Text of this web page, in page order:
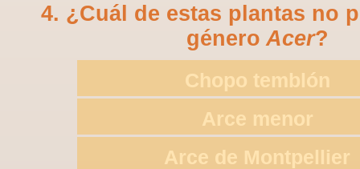
4. ¿Cuál de estas plantas no
género Acer?
Chopo temblón
Arce menor
Arce de Montpellier